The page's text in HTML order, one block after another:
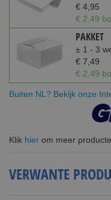
€ 4,95
€ 2,49
PAKKET
± 1 - 3
€ 7,49
€ 2,49
Buiten NL? Bekijk onze
Klik hier om meer
VERWANTE